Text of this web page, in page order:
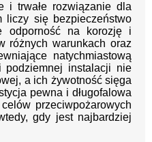
i trwałe rozwiązanie dla
liczy się bezpieczeństwo
odporność na korozję i
różnych warunkach oraz
natychmiastową
podziemnej instalacji nie
a ich żywotność sięga
pewna i długofalowa
przeciwpożarowych
gdy jest najbardziej